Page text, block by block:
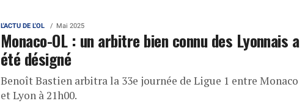
L'ACTU DE L'OL Mai 2025
Monaco-OL : un arbitre bien connu des Lyonnais a
été désigné
Benoît Bastien arbitra la 33e journée de Ligue 1 entre Monaco
et Lyon à 21h00.